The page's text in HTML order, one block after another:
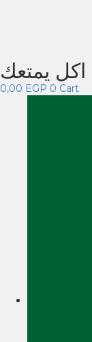
اكل يمتعك
0,00 EGP 0 Cart